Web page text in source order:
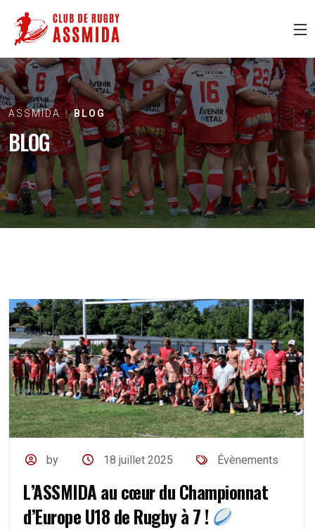
ASSMIDA BLOG
BLOG
by 18 juillet 2025 Évènements
L’ASSMIDA au cœur du Championnat
d’Europe U18 de Rugby à 7 !